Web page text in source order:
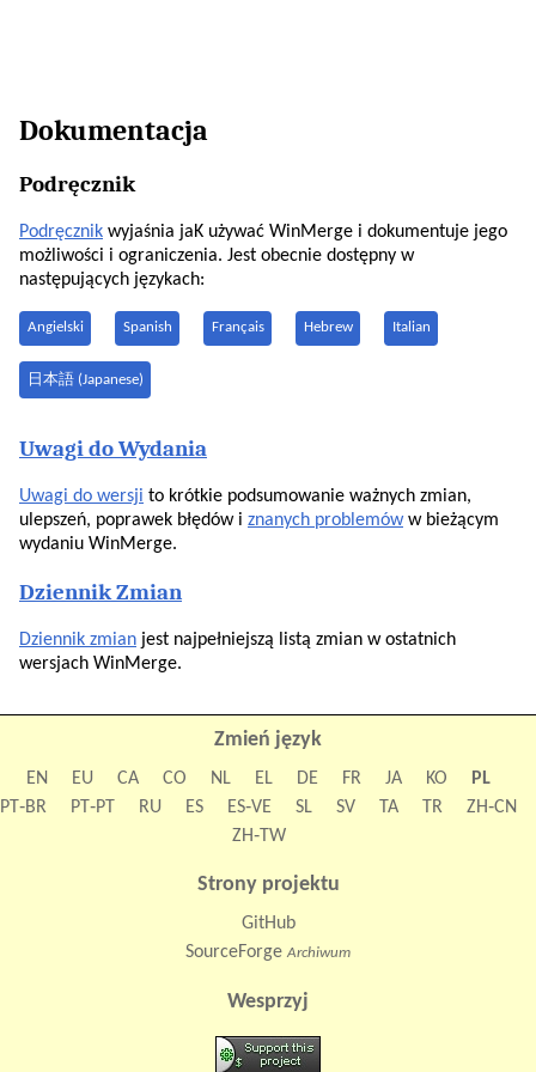
Dokumentacja
Podręcznik
Podręcznik wyjaśnia jaK używać WinMerge i dokumentuje jego
możliwości i ograniczenia. Jest obecnie dostępny w
następujących językach:
Angielski Spanish Français Hebrew Italian
日本語 (Japanese)
Uwagi do Wydania
Uwagi do wersji to krótkie podsumowanie ważnych zmian,
ulepszeń, poprawek błędów i znanych problemóww bieżącym
wydaniu WinMerge.
Dziennik Zmian
Dziennik zmian jest najpełniejszą listą zmian w ostatnich
wersjach WinMerge.
Zmień język
EN EU CA CO NL EL DE FR JA KO
PL
PT‑BR
PT‑PT RU ES ES‑VE SL SV TA TR
ZH‑CN
ZH‑TW
Strony projektu
GitHub
SourceForge Archiwum
Wesprzyj